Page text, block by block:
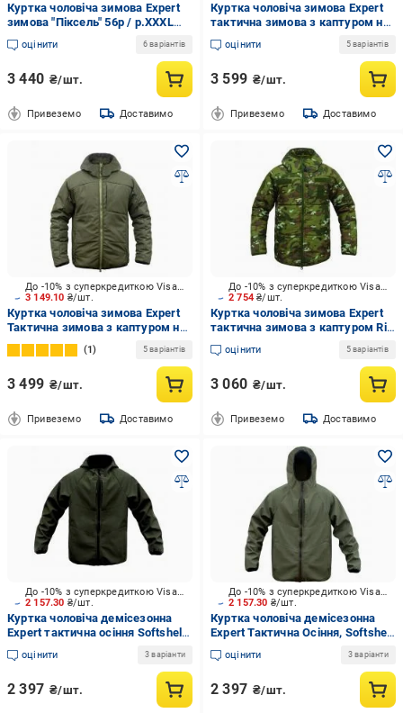
Куртка чоловіча зимова Expert
зимова "Піксель" 56р / р.XXXL
піксель
оцінити 6 варіантів
3 440 ₴/шт.
Привеземо Доставимо
Куртка чоловіча зимова Expert
тактична зимова з каптуром на
підкладці, р.XXL
оцінити 5 варіантів
3 599 ₴/шт.
Привеземо Доставимо
3 149.10 ₴/шт.
До -10% з суперкредиткою Visa Вигода
Куртка чоловіча зимова Expert
Тактична зимова з каптуром на
підкладці, плащовка з
мембраною, р.S хакі
1 5 варіантів
3 499 ₴/шт.
Привеземо Доставимо
2 754₴/шт.
До -10% з суперкредиткою Visa Вигода
Куртка чоловіча зимова Expert
тактична зимова з каптуром Rip
Stop,на синтапоні, р.L
оцінити 5 варіантів
3 060 ₴/шт.
Привеземо Доставимо
2 157.30 ₴/шт.
До -10% з суперкредиткою Visa Вигода
Куртка чоловіча демісезонна
Expert тактична осіння Softshell
р.L
оцінити 3 варіанти
2 397 ₴/шт.
2 157.30 ₴/шт.
До -10% з суперкредиткою Visa Вигода
Куртка чоловіча демісезонна
Expert Тактична Осіння, Softshell
р.M хакі
оцінити 3 варіанти
2 397 ₴/шт.